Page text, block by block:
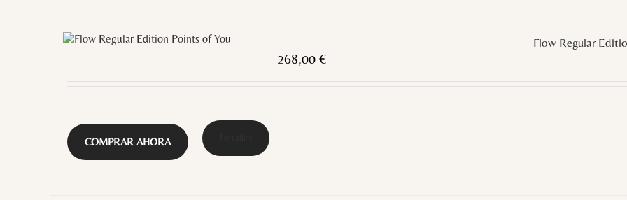
Flow Regular
268,00 €
COMPRAR AHORA